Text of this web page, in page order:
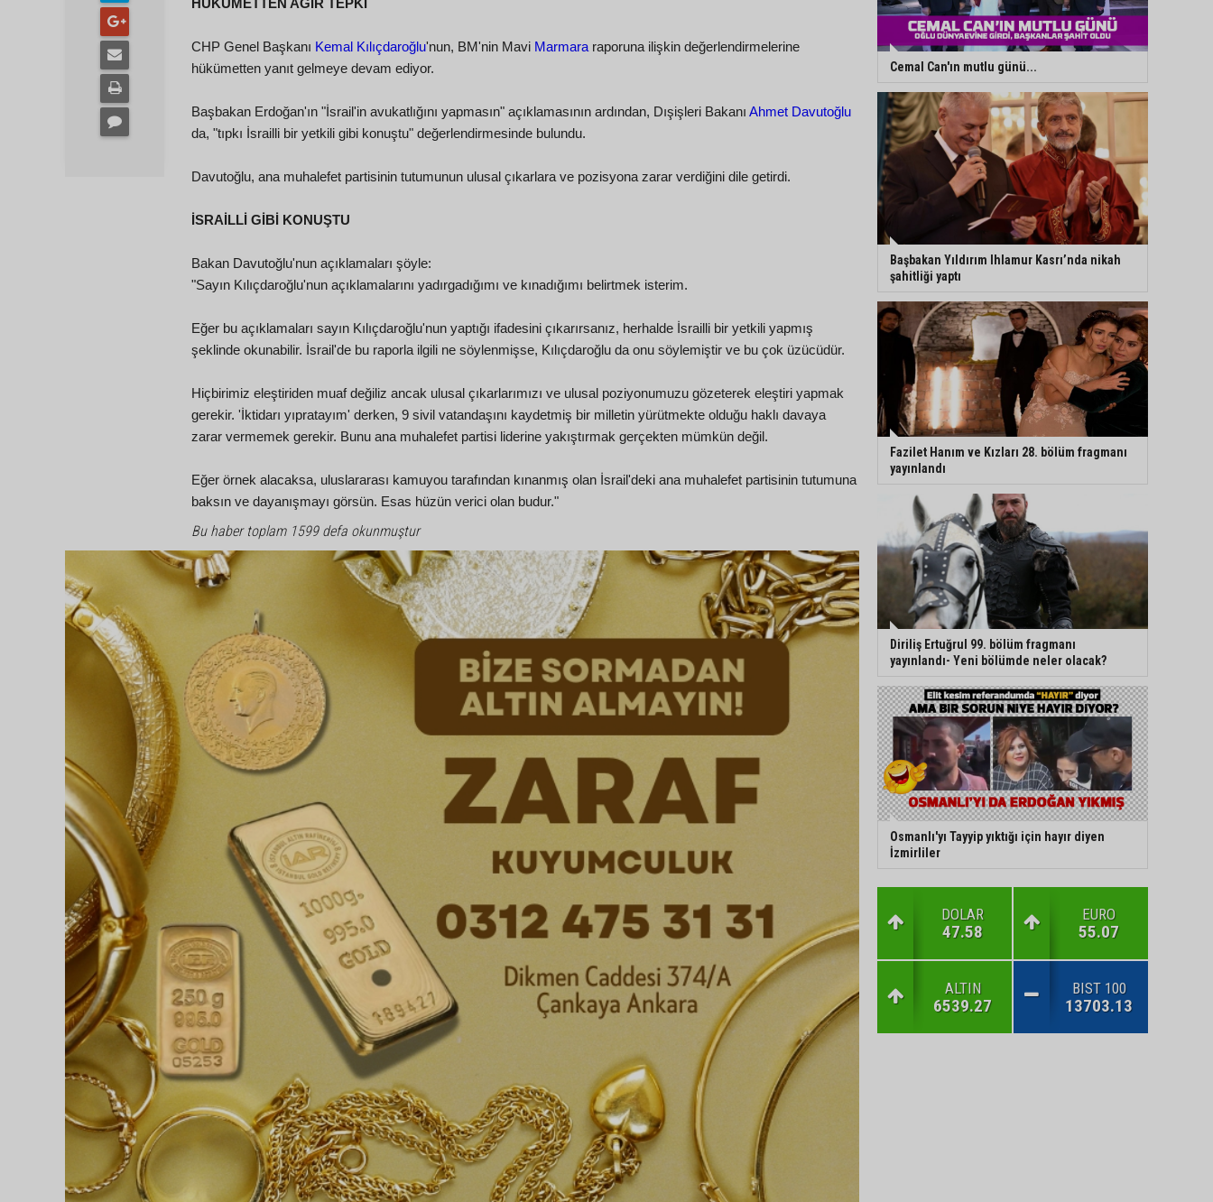
HÜKÜMETTEN AĞIR TEPKİ
CHP Genel Başkanı Kemal Kılıçdaroğlu'nun, BM'nin Mavi Marmara raporuna ilişkin değerlendirmelerine
hükümetten yanıt gelmeye devam ediyor.
Başbakan Erdoğan'ın "İsrail'in avukatlığını yapmasın" açıklamasının ardından, Dışişleri Bakanı Ahmet Davutoğlu
da, "tıpkı İsrailli bir yetkili gibi konuştu" değerlendirmesinde bulundu.
Davutoğlu, ana muhalefet partisinin tutumunun ulusal çıkarlara ve pozisyona zarar verdiğini dile getirdi.
İSRAİLLİ GİBİ KONUŞTU
Bakan Davutoğlu'nun açıklamaları şöyle:
"Sayın Kılıçdaroğlu'nun açıklamalarını yadırgadığımı ve kınadığımı belirtmek isterim.
Eğer bu açıklamaları sayın Kılıçdaroğlu'nun yaptığı ifadesini çıkarırsanız, herhalde İsrailli bir yetkili yapmış
şeklinde okunabilir. İsrail'de bu raporla ilgili ne söylenmişse, Kılıçdaroğlu da onu söylemiştir ve bu çok üzücüdür.
Hiçbirimiz eleştiriden muaf değiliz ancak ulusal çıkarlarımızı ve ulusal poziyonumuzu gözeterek eleştiri yapmak
gerekir. 'İktidarı yıpratayım' derken, 9 sivil vatandaşını kaydetmiş bir milletin yürütmekte olduğu haklı davaya
zarar vermemek gerekir. Bunu ana muhalefet partisi liderine yakıştırmak gerçekten mümkün değil.
Eğer örnek alacaksa, uluslararası kamuyou tarafından kınanmış olan İsrail'deki ana muhalefet partisinin tutumuna
baksın ve dayanışmayı görsün. Esas hüzün verici olan budur."
Bu haber toplam 1599 defa okunmuştur
Cemal Can'ın mutlu günü...
Başbakan Yıldırım Ihlamur Kasrı’nda nikah
şahitliği yaptı
Fazilet Hanım ve Kızları 28. bölüm fragmanı
yayınlandı
Diriliş Ertuğrul 99. bölüm fragmanı
yayınlandı- Yeni bölümde neler olacak?
Osmanlı'yı Tayyip yıktığı için hayır diyen
İzmirliler
DOLAR
47.58
EURO
55.07
ALTIN
6539.27
BIST 100
13703.13